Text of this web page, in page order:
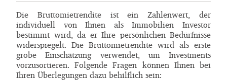
Die Bruttomietrendite ist ein Zahlenwert, der
individuell von Ihnen als Immobilien Investor
bestimmt wird, da er Ihre persönlichen Bedürfnisse
widerspiegelt. Die Bruttomietrendite wird als erste
grobe Einschätzung verwendet, um Investments
vorzusortieren. Folgende Fragen können Ihnen bei
Ihren Überlegungen dazu behilflich sein: